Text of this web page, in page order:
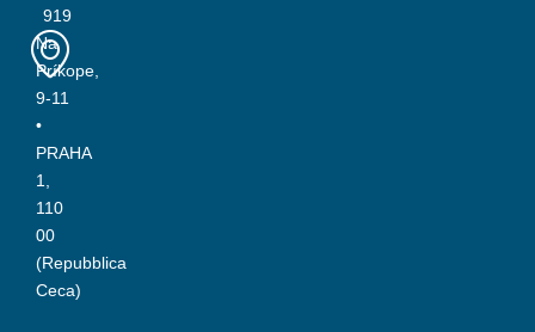
919
Na
Príkope,
9-11
•
PRAHA
1,
110
00
(Repubblica
Ceca)